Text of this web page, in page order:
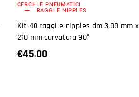
CERCHI E PNEUMATICI
RAGGI E NIPPLES
Kit 40 raggi e nipples dm 3,00 mm x
210 mm curvatura 90°
€45.00